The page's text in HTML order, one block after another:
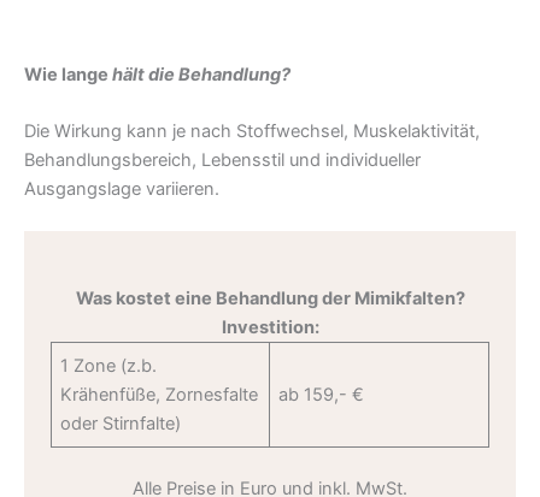
Wie lange hält die Behandlung?
Die Wirkung kann je nach Stoffwechsel, Muskelaktivität,
Behandlungsbereich, Lebensstil und individueller
Ausgangslage variieren.
Was kostet eine Behandlung der Mimikfalten?
Investition:
1 Zone (z.b.
Krähenfüße, Zornesfalte
oder Stirnfalte)
ab 159,- €
Alle Preise in Euro und inkl. MwSt.